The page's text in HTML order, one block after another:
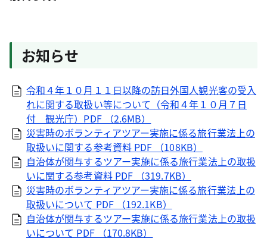
お知らせ
令和４年１０月１１日以降の訪日外国人観光客の受入
れに関する取扱い等について（令和４年１０月７日
付 観光庁）PDF （2.6MB）
災害時のボランティアツアー実施に係る旅行業法上の
取扱いに関する参考資料 PDF （108KB）
自治体が関与するツアー実施に係る旅行業法上の取扱
いに関する参考資料 PDF （319.7KB）
災害時のボランティアツアー実施に係る旅行業法上の
取扱いについて PDF （192.1KB）
自治体が関与するツアー実施に係る旅行業法上の取扱
いについて PDF （170.8KB）